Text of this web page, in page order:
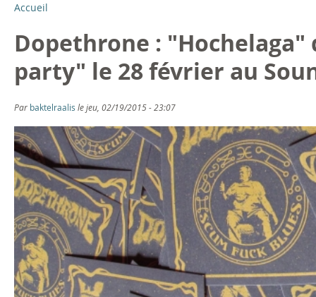
V
o
u
s
ê
t
e
s
c
Accueil
Dopethrone :
party" le 28 février au
Par baktelraalis le jeu, 02/19/2015 - 23:07